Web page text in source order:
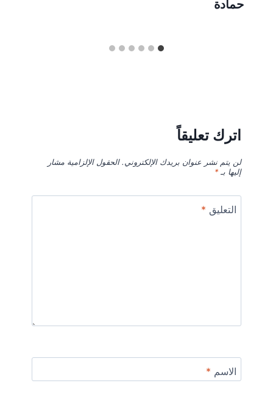
حمادة
اترك تعليقاً
لن يتم نشر عنوان بريدك الإلكتروني. الحقول الإلزامية مشار
إليها بـ*
التعليق *
الاسم *